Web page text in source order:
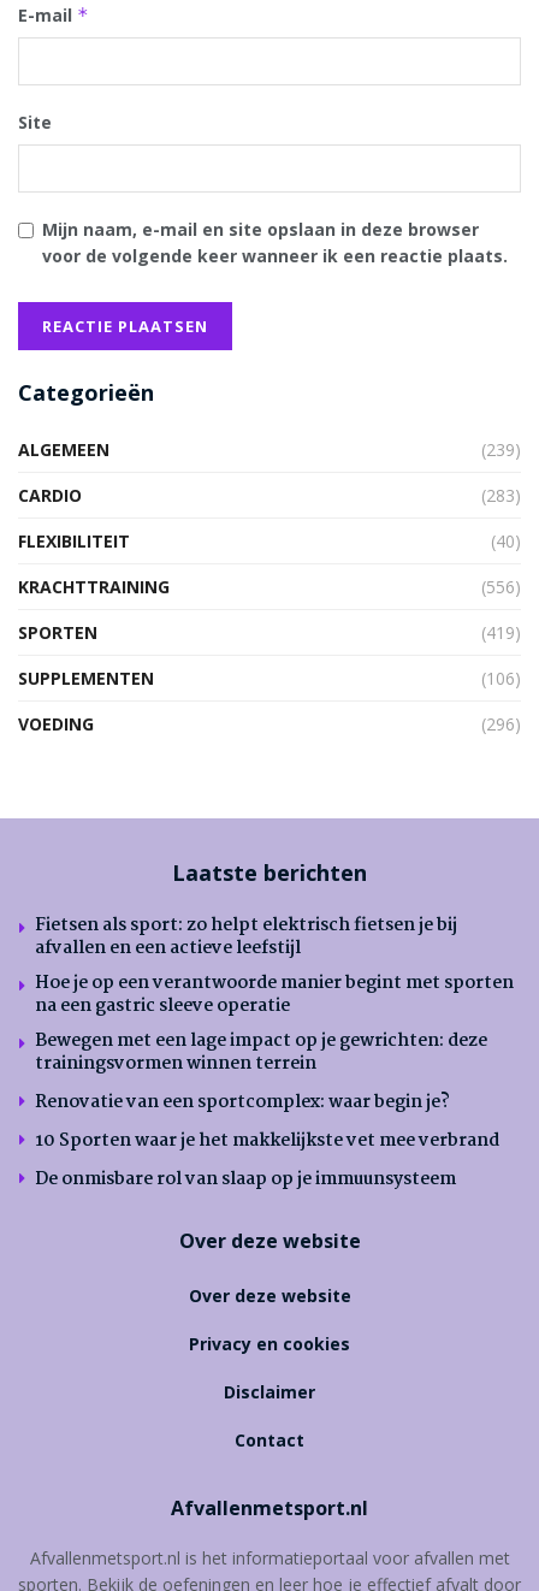
E-mail *
Site
Mijn naam, e-mail en site opslaan in deze browser
voor de volgende keer wanneer ik een reactie plaats.
Categorieën
ALGEMEEN
(239)
CARDIO
(283)
FLEXIBILITEIT
(40)
KRACHTTRAINING
(556)
SPORTEN
(419)
SUPPLEMENTEN
(106)
VOEDING
(296)
Laatste berichten
Fietsen als sport: zo helpt elektrisch fietsen je bij
afvallen en een actieve leefstijl
Hoe je op een verantwoorde manier begint met sporten
na een gastric sleeve operatie
Bewegen met een lage impact op je gewrichten: deze
trainingsvormen winnen terrein
Renovatie van een sportcomplex: waar begin je?
10 Sporten waar je het makkelijkste vet mee verbrand
De onmisbare rol van slaap op je immuunsysteem
Over deze website
Over deze website
Privacy en cookies
Disclaimer
Contact
Afvallenmetsport.nl
Afvallenmetsport.nl is het informatieportaal voor afvallen met
sporten. Bekijk de oefeningen en leer hoe je effectief afvalt door